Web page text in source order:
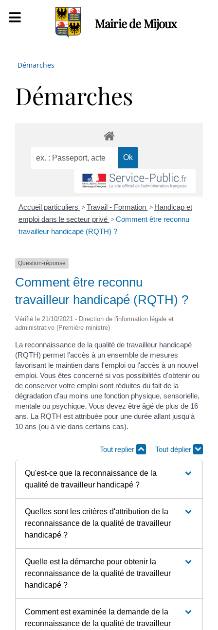
Mairie de Mijoux
Démarches
Démarches
Accueil particuliers > Travail - Formation > Handicap et
emploi dans le secteur privé > Comment être reconnu
travailleur handicapé (RQTH) ?
Question-réponse
Comment être reconnu
travailleur handicapé (RQTH) ?
Vérifié le 21/10/2021 - Direction de l'information légale et
administrative (Première ministre)
La reconnaissance de la qualité de travailleur handicapé
(RQTH) permet l'accès à un ensemble de mesures
favorisant le maintien dans l'emploi ou l'accès à un nouvel
emploi. Vous êtes concerné si vos possibilités d'obtenir ou
de conserver votre emploi sont réduites du fait de la
dégradation d'au moins une fonction physique, sensorielle,
mentale ou psychique. Vous devez être âgé de plus de 16
ans. La RQTH est attribuée pour une durée allant jusqu'à
10 ans (ou à vie dans certains cas).
Tout replier Tout déplier
Qu'est-ce que la reconnaissance de la
qualité de travailleur handicapé ?
Quelles sont les critères d'attribution de la
reconnaissance de la qualité de travailleur
handicapé ?
Quelle est la démarche pour obtenir la
reconnaissance de la qualité de travailleur
handicapé ?
Comment est examinée la demande de la
reconnaissance de la qualité de travailleur